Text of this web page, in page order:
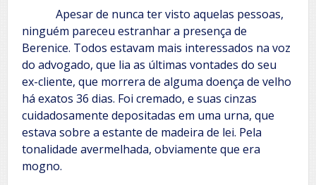
Apesar de nunca ter visto aquelas pessoas,
ninguém pareceu estranhar a presença de
Berenice. Todos estavam mais interessados na voz
do advogado, que lia as últimas vontades do seu
ex-cliente, que morrera de alguma doença de velho
há exatos 36 dias. Foi cremado, e suas cinzas
cuidadosamente depositadas em uma urna, que
estava sobre a estante de madeira de lei. Pela
tonalidade avermelhada, obviamente que era
mogno.